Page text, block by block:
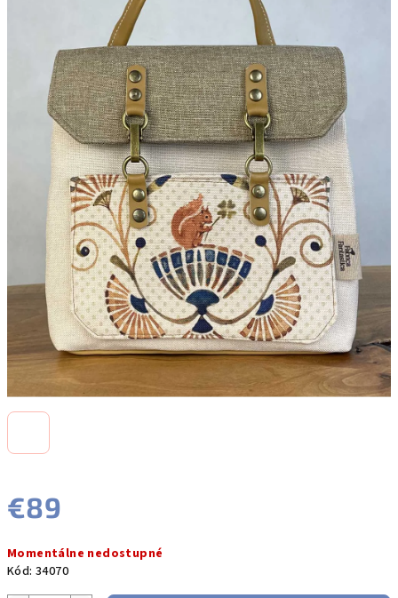
€89
cena:
Momentálne nedostupné
Kód: 34070